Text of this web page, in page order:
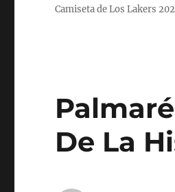
Camiseta de Los Lakers
De La